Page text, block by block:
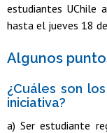
estudiantes UChile
hasta el jueves 18
Algunos
¿Cuáles son
iniciativa?
a) Ser estudiante